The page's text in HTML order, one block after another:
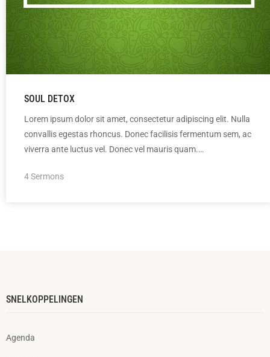
SOUL DETOX
Lorem ipsum dolor sit amet, consectetur adipiscing elit. Nulla
convallis egestas rhoncus. Donec facilisis fermentum sem, ac
viverra ante luctus vel. Donec vel mauris quam.…
4 Sermons
SNELKOPPELINGEN
Agenda